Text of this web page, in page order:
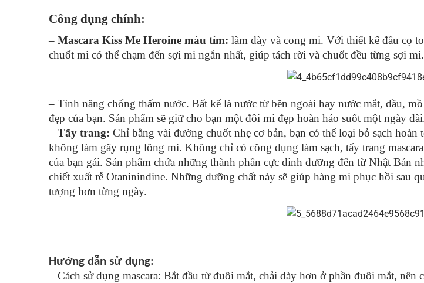
Công dụng chính:
– Mascara Kiss Me Heroine màu tím: làm dày và cong mi. Với thiết kế đầu cọ
chuốt mi có thể chạm đến sợi mi ngắn nhất, giúp tách rời và chuốt đều từng sợi mi.
– Tính năng chống thấm nước. Bất kể là nước từ bên ngoài hay nước mắt, dầu,
đẹp của bạn. Sản phẩm sẽ giữ cho bạn một đôi mi đẹp hoàn hảo suốt một ngày
– Tẩy trang: Chỉ bằng vài đường chuốt nhẹ cơ bản, bạn có thể loại bỏ sạch
không làm gãy rụng lông mi. Không chỉ có công dụng làm sạch, tẩy trang
của bạn gái. Sản phẩm chứa những thành phần cực dinh dưỡng đến từ Nhật Bản
chiết xuất rễ Otaninindine. Những dưỡng chất này sẽ giúp hàng mi phục hồi sau
tượng hơn từng ngày.
Hướng dẫn sử dụng:
– Cách sử dụng mascara: Bắt đầu từ đuôi mắt, chải dày hơn ở phần đuôi mắt,